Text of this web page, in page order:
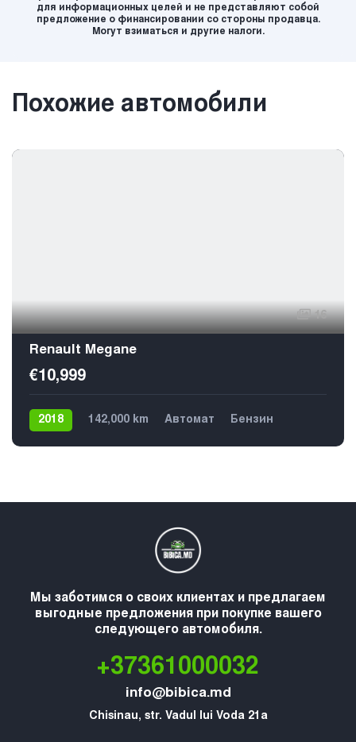
для информационных целей и не представляют собой
предложение о финансировании со стороны продавца.
Могут взиматься и другие налоги.
Похожие автомобили
16
Renault Megane
€10,999
2018 142,000 km Автомат
Бензин
Мы заботимся о своих клиентах и предлагаем
выгодные предложения при покупке вашего
следующего автомобиля.
+37361000032
info@bibica.md
Chisinau, str. Vadul lui Voda 21a